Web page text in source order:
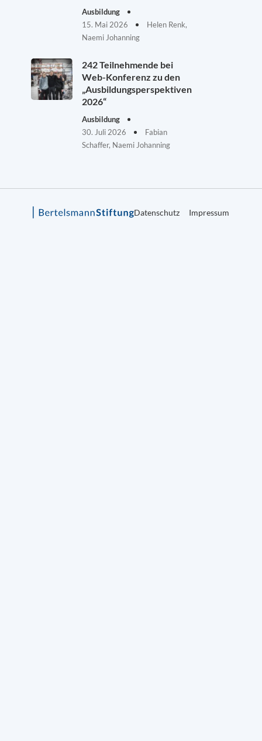
Ausbildung
15. Mai 2026
Helen Renk,
Naemi Johanning
242 Teilnehmende bei
Web-Konferenz zu den
„Ausbildungsperspektiven
2026“
Ausbildung
30. Juli 2026
Fabian
Schaffer, Naemi Johanning
Datenschutz Impressum